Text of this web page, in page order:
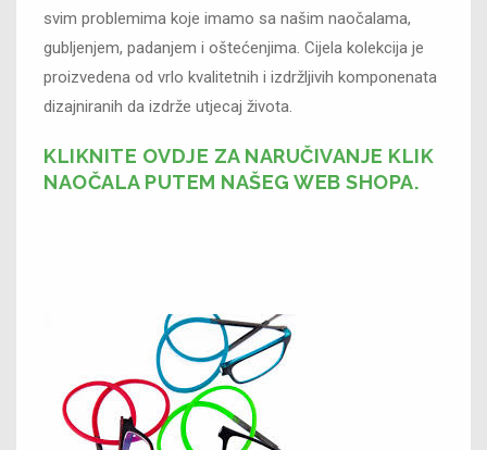
svim problemima koje imamo sa našim naočalama,
gubljenjem, padanjem i oštećenjima. Cijela kolekcija je
proizvedena od vrlo kvalitetnih i izdržljivih komponenata
dizajniranih da izdrže utjecaj života.
KLIKNITE OVDJE ZA NARUČIVANJE KLIK
NAOČALA PUTEM NAŠEG WEB SHOPA.